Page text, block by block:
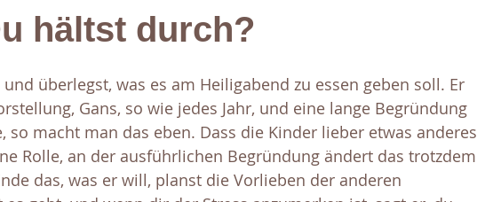
hältst durch?
überlegst, was es am Heiligabend zu essen geben soll. Er
Gans, so wie jedes Jahr, und eine lange Begründung
so macht man das eben. Dass die Kinder lieber etwas anderes
Rolle, an der ausführlichen Begründung ändert das trotzdem
das, was er will, planst die Vorlieben der anderen